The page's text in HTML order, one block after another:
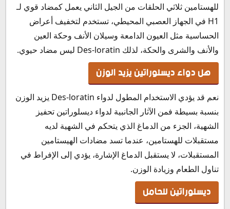
للهستامين ثلاثي الحلقات من الجيل الثاني يعمل كمضاد قوي لـ
H1 في الجهاز العصبي المحيطي، تستخدم لتخفيف أعراض
الحساسية مثل العيون الدامعة وسيلان الأنف وحكة العين
والأنف والشرى والحكة، لذلك Des-loratin ليس مضاد حيوي.
هل دواء ديسلوراتين يزيد الوزن
نعم قد يؤدي الاستخدام المطول لدواء Des-loratin يزيد الوزن
بنسبة بسيطة فمن الآثار الجانبية لدواء ديسلوراتين تحفيز
الشهية، الجزء من الدماغ الذي يتحكم في الشهية لديه
مستقبلات للهستامين، عندما تسد مضادات الهيستامين
المستقبلات، لا يستقبل الدماغ الإشارة، يؤدي إلى الإفراط في
تناول الطعام وزيادة الوزن.
ديسلوراتين للحامل